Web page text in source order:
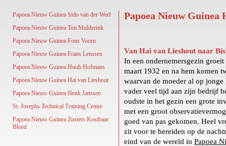
Papoea Nieuw Guinea Sido van der Werf
Papoea Nieuw Guinea Ton Mulderink
Papoea Nieuw Guinea Fons Voorn
Papoea Nieuw Guinea Frans Lenssen
Papoea Nieuw Guinea Huub Hofmans
Papoea Nieuw Guinea Hai van Lieshout
Papoea Nieuw Guinea Henk Janssen
St. Josephs Technical Training Centre
Papoea Nieuw Guinea Zusters Kostbaar
Bloed
Papoea Nieuw Guinea
Van Hai van Lieshout naar
In een ondernemersgezin
maart 1932 en na hem komen
waarvan de moeder al op
vader veel tijd aan zijn bedrijf
oudste in het gezin een grote
met een groot
goed van pas gekomen. Heel
zit voor te bereiden op de
eind van de wereld in Papoea